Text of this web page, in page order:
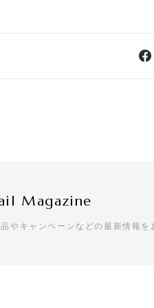
Magazine
やキャンペーンなどの最新情報を